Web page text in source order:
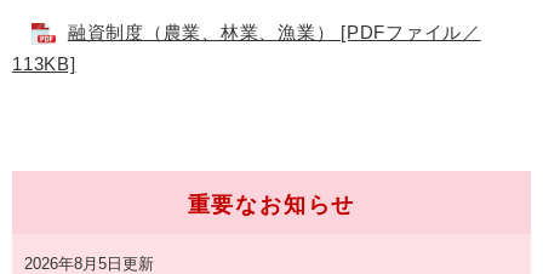
融資制度（農業、林業、漁業） [PDFファイル／
113KB]
重要なお知らせ
2026年8月5日更新